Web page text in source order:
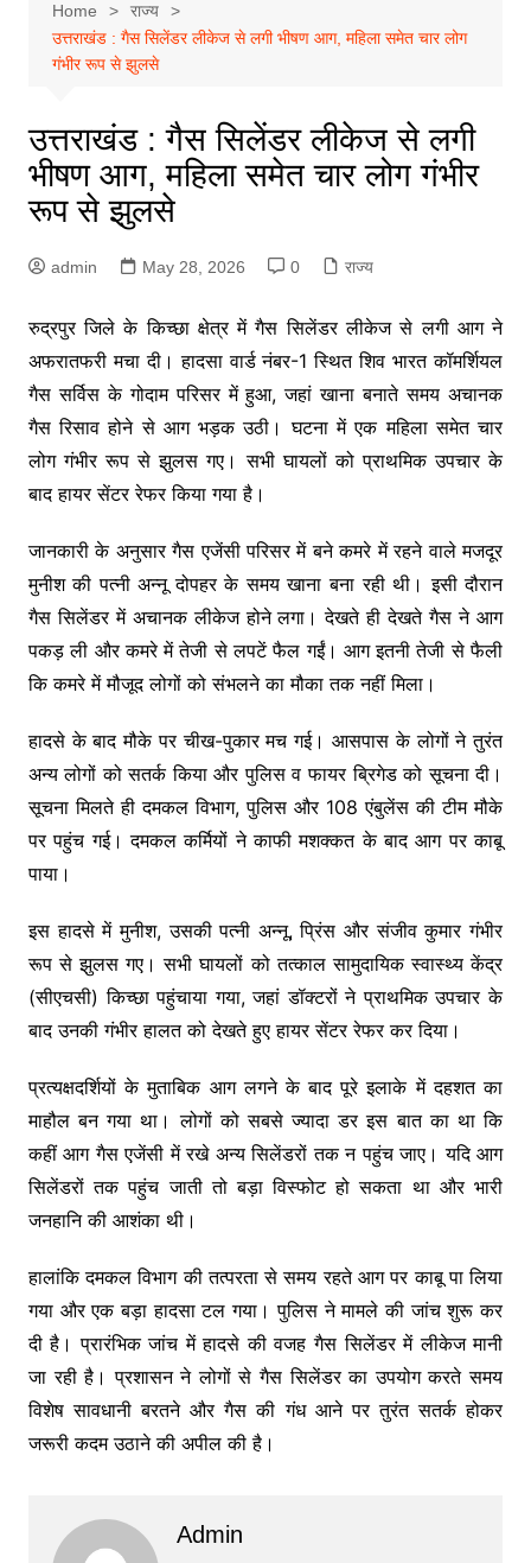
Home
राज्य
उत्तराखंड : गैस सिलेंडर लीकेज से लगी भीषण आग, महिला समेत चार लोग
गंभीर रूप से झुलसे
उत्तराखंड : गैस सिलेंडर लीकेज से लगी
भीषण आग, महिला समेत चार लोग गंभीर
रूप से झुलसे
admin May 28, 2026 0 राज्य
रुद्रपुर जिले के किच्छा क्षेत्र में गैस सिलेंडर लीकेज से लगी आग ने
अफरातफरी मचा दी। हादसा वार्ड नंबर-1 स्थित शिव भारत कॉमर्शियल
गैस सर्विस के गोदाम परिसर में हुआ, जहां खाना बनाते समय अचानक
गैस रिसाव होने से आग भड़क उठी। घटना में एक महिला समेत चार
लोग गंभीर रूप से झुलस गए। सभी घायलों को प्राथमिक उपचार के
बाद हायर सेंटर रेफर किया गया है।
जानकारी के अनुसार गैस एजेंसी परिसर में बने कमरे में रहने वाले मजदूर
मुनीश की पत्नी अन्नू दोपहर के समय खाना बना रही थी। इसी दौरान
गैस सिलेंडर में अचानक लीकेज होने लगा। देखते ही देखते गैस ने आग
पकड़ ली और कमरे में तेजी से लपटें फैल गईं। आग इतनी तेजी से फैली
कि कमरे में मौजूद लोगों को संभलने का मौका तक नहीं मिला।
हादसे के बाद मौके पर चीख-पुकार मच गई। आसपास के लोगों ने तुरंत
अन्य लोगों को सतर्क किया और पुलिस व फायर ब्रिगेड को सूचना दी।
सूचना मिलते ही दमकल विभाग, पुलिस और 108 एंबुलेंस की टीम मौके
पर पहुंच गई। दमकल कर्मियों ने काफी मशक्कत के बाद आग पर काबू
पाया।
इस हादसे में मुनीश, उसकी पत्नी अन्नू, प्रिंस और संजीव कुमार गंभीर
रूप से झुलस गए। सभी घायलों को तत्काल सामुदायिक स्वास्थ्य केंद्र
(सीएचसी) किच्छा पहुंचाया गया, जहां डॉक्टरों ने प्राथमिक उपचार के
बाद उनकी गंभीर हालत को देखते हुए हायर सेंटर रेफर कर दिया।
प्रत्यक्षदर्शियों के मुताबिक आग लगने के बाद पूरे इलाके में दहशत का
माहौल बन गया था। लोगों को सबसे ज्यादा डर इस बात का था कि
कहीं आग गैस एजेंसी में रखे अन्य सिलेंडरों तक न पहुंच जाए। यदि आग
सिलेंडरों तक पहुंच जाती तो बड़ा विस्फोट हो सकता था और भारी
जनहानि की आशंका थी।
हालांकि दमकल विभाग की तत्परता से समय रहते आग पर काबू पा लिया
गया और एक बड़ा हादसा टल गया। पुलिस ने मामले की जांच शुरू कर
दी है। प्रारंभिक जांच में हादसे की वजह गैस सिलेंडर में लीकेज मानी
जा रही है। प्रशासन ने लोगों से गैस सिलेंडर का उपयोग करते समय
विशेष सावधानी बरतने और गैस की गंध आने पर तुरंत सतर्क होकर
जरूरी कदम उठाने की अपील की है।
Admin